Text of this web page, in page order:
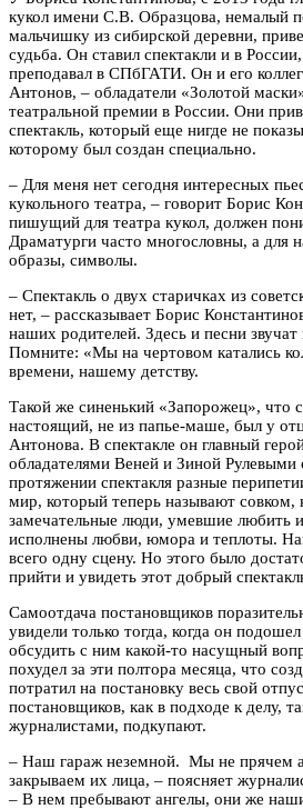
кукол имени С.В. Образцова, немалый
мальчишку из сибирской деревни,
судьба. Он ставил спектакли и в
преподавал в СПбГАТИ. Он и его
Антонов, – обладатели «Золотой
театральной премии в России. Они
спектакль, который еще нигде не
которому был создан специально.
– Для меня нет сегодня интересных
кукольного театра, – говорит Борис
пишущий для театра кукол, должен
Драматурги часто многословны, а для
образы, символы.
– Спектакль о двух старичках из
нет, – рассказывает Борис
наших родителей. Здесь и песни звучат
Помните: «Мы на чертовом катались
времени, нашему детству.
Такой же синенький «Запорожец», что
настоящий, не из папье-маше, был у
Антонова. В спектакле он главный
обладателями Веней и Зиной Рулевыми
протяжении спектакля разные
мир, который теперь называют
замечательные люди, умевшие любить
исполнены любви, юмора и теплоты.
всего одну сцену. Но этого было
прийти и увидеть этот добрый
Самоотдача постановщиков
увидели только тогда, когда он
обсудить с ним какой-то насущный
похудел за эти полтора месяца, что
потратил на постановку весь свой
постановщиков, как в подходе к делу,
журналистами, подкупают.
– Наш гараж неземной. Мы не прячем
закрываем их лица, – поясняет
– В нем пребывают ангелы, они же